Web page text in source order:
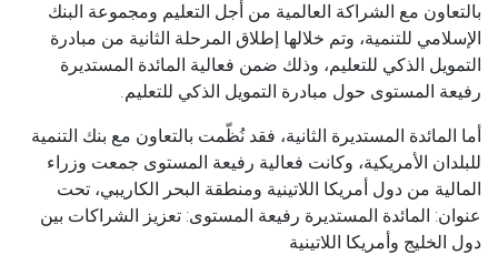
بالتعاون مع الشراكة العالمية من أجل التعليم ومجموعة البنك
الإسلامي للتنمية، وتم خلالها إطلاق المرحلة الثانية من مبادرة
التمويل الذكي للتعليم، وذلك ضمن فعالية المائدة المستديرة
رفيعة المستوى حول مبادرة التمويل الذكي للتعليم.
أما المائدة المستديرة الثانية، فقد نُظّمت بالتعاون مع بنك التنمية
للبلدان الأمريكية، وكانت فعالية رفيعة المستوى جمعت وزراء
المالية من دول أمريكا اللاتينية ومنطقة البحر الكاريبي، تحت
عنوان: المائدة المستديرة رفيعة المستوى: تعزيز الشراكات بين
دول الخليج وأمريكا اللاتينية